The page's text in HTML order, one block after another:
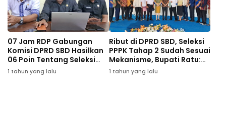
07 Jam RDP Gabungan
Komisi DPRD SBD Hasilkan
06 Poin Tentang Seleksi
PPPK Tahap 2
1 tahun yang lalu
Ribut di DPRD SBD, Seleksi
PPPK Tahap 2 Sudah Sesuai
Mekanisme, Bupati Ratu:
Itu Anak SBD, Bukan Dari
Luar Angkasa
1 tahun yang lalu